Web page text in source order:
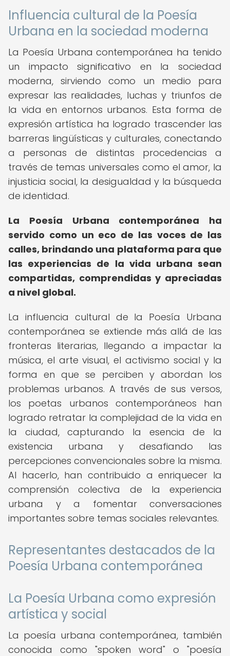
Influencia cultural de la Poesía
Urbana en la sociedad moderna
La Poesía Urbana contemporánea ha tenido
un impacto significativo en la sociedad
moderna, sirviendo como un medio para
expresar las realidades, luchas y triunfos de
la vida en entornos urbanos. Esta forma de
expresión artística ha logrado trascender las
barreras lingüísticas y culturales, conectando
a personas de distintas procedencias a
través de temas universales como el amor, la
injusticia social, la desigualdad y la búsqueda
de identidad.
La Poesía Urbana contemporánea ha
servido como un eco de las voces de las
calles, brindando una plataforma para que
las experiencias de la vida urbana sean
compartidas, comprendidas y apreciadas
a nivel global.
La influencia cultural de la Poesía Urbana
contemporánea se extiende más allá de las
fronteras literarias, llegando a impactar la
música, el arte visual, el activismo social y la
forma en que se perciben y abordan los
problemas urbanos. A través de sus versos,
los poetas urbanos contemporáneos han
logrado retratar la complejidad de la vida en
la ciudad, capturando la esencia de la
existencia urbana y desafiando las
percepciones convencionales sobre la misma.
Al hacerlo, han contribuido a enriquecer la
comprensión colectiva de la experiencia
urbana y a fomentar conversaciones
importantes sobre temas sociales relevantes.
Representantes destacados de la
Poesía Urbana contemporánea
La Poesía Urbana como expresión
artística y social
La poesía urbana contemporánea, también
conocida como "spoken word" o "poesía